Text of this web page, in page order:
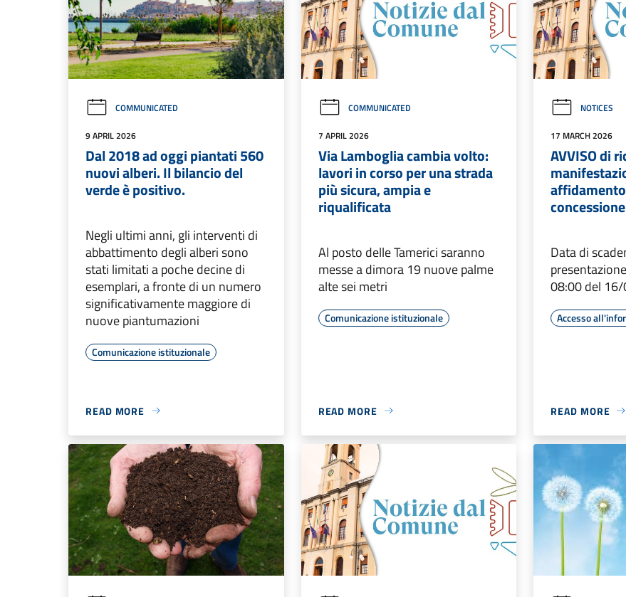
COMMUNICATED
9 APRIL 2026
Dal 2018 ad oggi piantati 560
nuovi alberi. Il bilancio del
verde è positivo.
Negli ultimi anni, gli interventi di
abbattimento degli alberi sono
stati limitati a poche decine di
esemplari, a fronte di un numero
significativamente maggiore di
nuove piantumazioni
Comunicazione istituzionale
READ MORE
COMMUNICATED
7 APRIL 2026
Via Lamboglia cambia volto:
lavori in corso per una strada
più sicura, ampia e
riqualificata
Al posto delle Tamerici saranno
messe a dimora 19 nuove palme
alte sei metri
Comunicazione istituzionale
READ MORE
NOTICES
17 MARCH 2026
AVVISO di
Data di
08:00 del
Accesso
READ MORE